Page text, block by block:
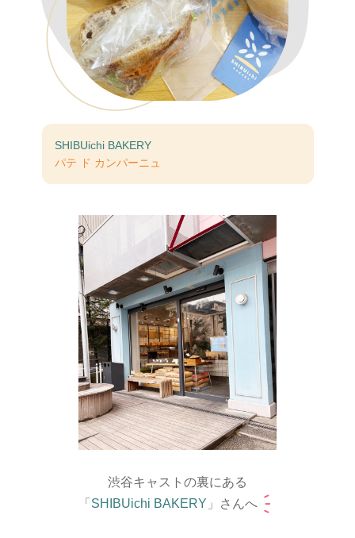
SHIBUichi BAKERY
パテ ド カンパーニュ
渋谷キャストの裏にある
「 SHIBUichi BAKERY 」さんへ